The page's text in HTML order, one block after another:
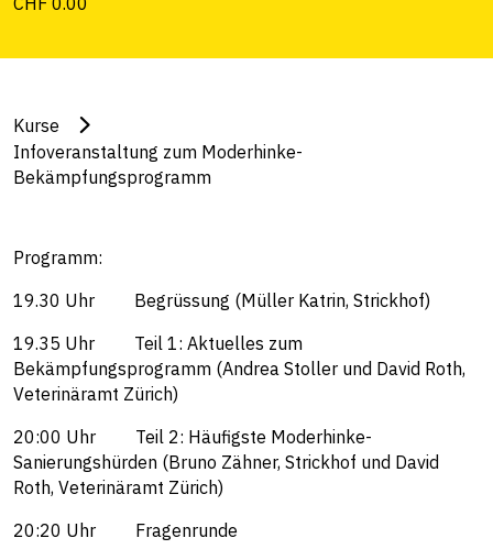
Kurse
Infoveranstaltung zum Moderhinke-
Bekämpfungsprogramm
Programm:
19.30 Uhr Begrüssung (Müller Katrin, Strickhof)
19.35 Uhr Teil 1: Aktuelles zum
Bekämpfungsprogramm (Andrea Stoller und David Roth,
Veterinäramt Zürich)
20:00 Uhr Teil 2: Häufigste Moderhinke-
Sanierungshürden (Bruno Zähner, Strickhof und David
Roth, Veterinäramt Zürich)
20:20 Uhr Fragenrunde